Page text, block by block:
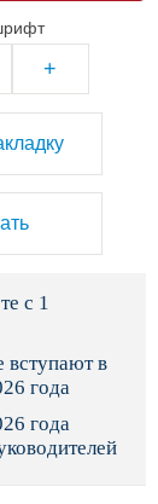
+
с 1
вступают в
года
года